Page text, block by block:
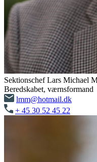
Sektionschef Lars Michael
Beredskabet, værnsformand
lmm@hotmail.dk
+ 45 30 52 45 22